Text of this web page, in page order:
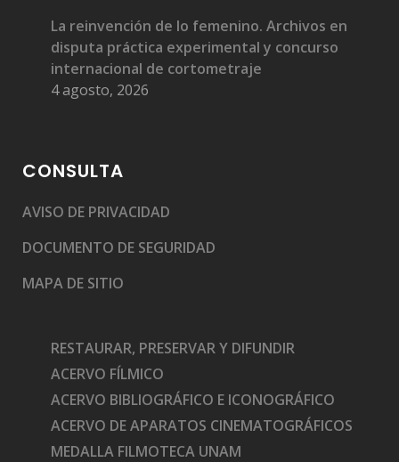
La reinvención de lo femenino. Archivos en
disputa práctica experimental y concurso
internacional de cortometraje
4 agosto, 2026
CONSULTA
AVISO DE PRIVACIDAD
DOCUMENTO DE SEGURIDAD
MAPA DE SITIO
RESTAURAR, PRESERVAR Y DIFUNDIR
ACERVO FÍLMICO
ACERVO BIBLIOGRÁFICO E ICONOGRÁFICO
ACERVO DE APARATOS CINEMATOGRÁFICOS
MEDALLA FILMOTECA UNAM